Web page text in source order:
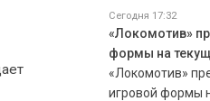
Сегодня 17:32
«Локомотив»
формы на
«Локомотив»
игровой формы